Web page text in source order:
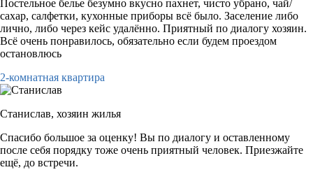
Постельное белье безумно вкусно пахнет, чисто убрано, чай/
сахар, салфетки, кухонные приборы всё было. Заселение либо
лично, либо через кейс удалённо. Приятный по диалогу хозяин.
Всё очень понравилось, обязательно если будем проездом
остановлюсь
2-комнатная квартира
Станислав, хозяин жилья
Спасибо большое за оценку! Вы по диалогу и оставленному
после себя порядку тоже очень приятный человек. Приезжайте
ещё, до встречи.